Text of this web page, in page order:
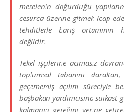
meselenin doğurduğu
cesurca üzerine gitmek icap
tehditlerle barış ortamının
değildir.
Tekel işçilerine acımasız
toplumsal tabanını
geçememiş açılım süreciyle
başbakan yardımcısına
kalmanın gereğini yerine